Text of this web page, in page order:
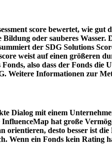
score bewertet, wie
oder sauberes
der SDG Solutions
weist auf einen größeren
also dass der Fonds die
Weitere Informationen zur
Dialog mit einem
hat große
orientieren, desto besser ist
Wenn ein Fonds kein